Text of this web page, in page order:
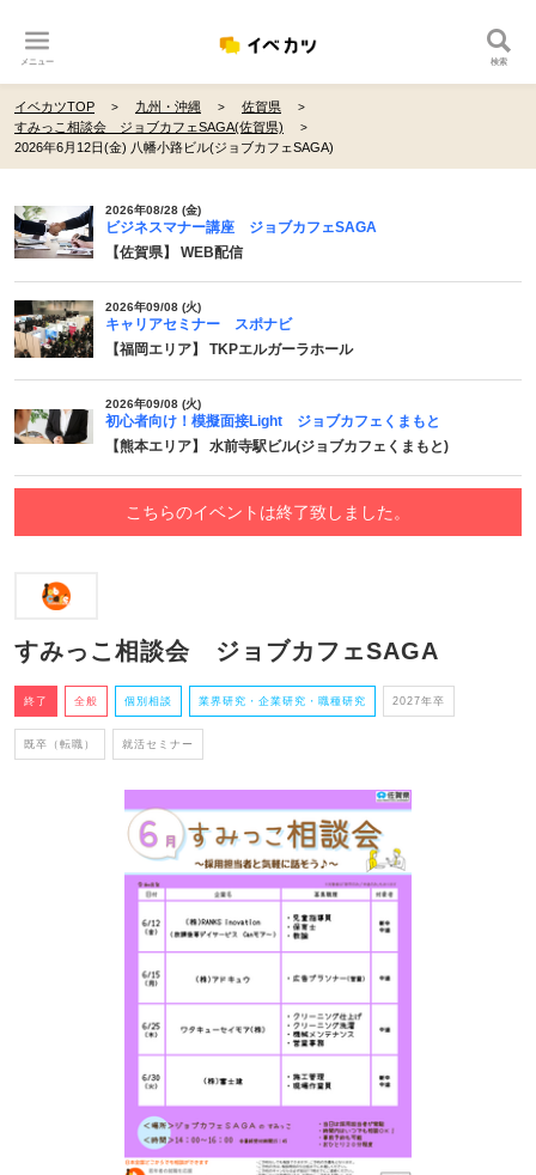
メニュー 検索
イベカツTOP 九州・沖縄
佐賀県
すみっこ相談会 ジョブカフェSAGA(佐賀県)
2026年6月12日(金) 八幡小路ビル(ジョブカフェSAGA)
2026年08/28 (金)
ビジネスマナー講座 ジョブカフェSAGA
【佐賀県】 WEB配信
2026年09/08 (火)
キャリアセミナー スポナビ
【福岡エリア】 TKPエルガーラホール
2026年09/08 (火)
初心者向け！模擬面接Light ジョブカフェくまもと
【熊本エリア】 水前寺駅ビル(ジョブカフェくまもと)
こちらのイベントは終了致しました。
すみっこ相談会 ジョブカフェSAGA
終了 全般 個別相談 業界研究・企業研究・職種研究 2027年卒
既卒（転職） 就活セミナー